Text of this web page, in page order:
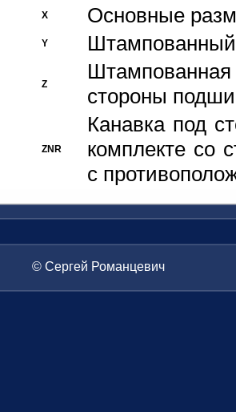
X Основные
Y
Z
стороны
ZNR
Канавка под
комплекте со
с
© Сергей Романцевич